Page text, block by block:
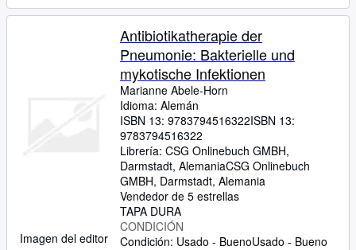
Imagen del editor
Antibiotikatherapie der
Pneumonie: Bakterielle und
mykotische Infektionen
Marianne Abele-Horn
Idioma: Alemán
ISBN 13: 9783794516322ISBN 13:
9783794516322
Librería: CSG Onlinebuch GMBH,
Darmstadt, AlemaniaCSG Onlinebuch
GMBH, Darmstadt, Alemania
Vendedor de 5 estrellas
TAPA DURA
CONDICIÓN
Condición: Usado - BuenoUsado - Bueno